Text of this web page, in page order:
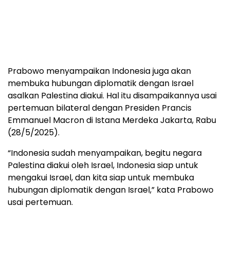
Prabowo menyampaikan Indonesia juga akan
membuka hubungan diplomatik dengan Israel
asalkan Palestina diakui. Hal itu disampaikannya usai
pertemuan bilateral dengan Presiden Prancis
Emmanuel Macron di Istana Merdeka Jakarta, Rabu
(28/5/2025).
“Indonesia sudah menyampaikan, begitu negara
Palestina diakui oleh Israel, Indonesia siap untuk
mengakui Israel, dan kita siap untuk membuka
hubungan diplomatik dengan Israel,” kata Prabowo
usai pertemuan.